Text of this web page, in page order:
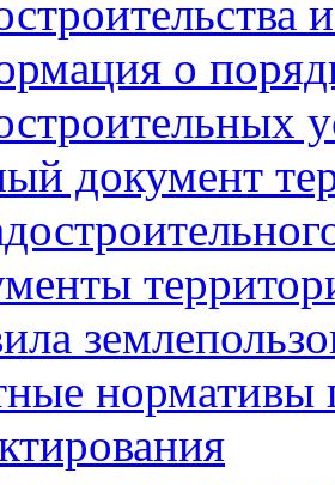
о
документ
нормативы